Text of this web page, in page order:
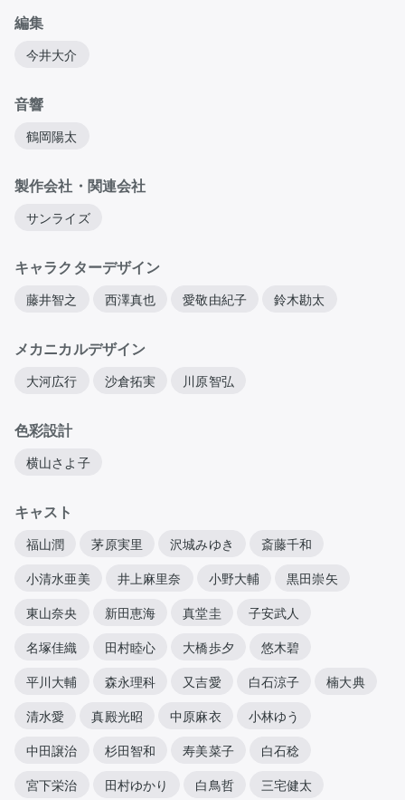
編集
今井大介
音響
鶴岡陽太
製作会社・関連会社
サンライズ
キャラクターデザイン
藤井智之 西澤真也 愛敬由紀子 鈴木勘太
メカニカルデザイン
大河広行 沙倉拓実 川原智弘
色彩設計
横山さよ子
キャスト
福山潤 茅原実里 沢城みゆき 斎藤千和
小清水亜美 井上麻里奈 小野大輔 黒田崇矢
東山奈央 新田恵海 真堂圭 子安武人
名塚佳織 田村睦心 大橋歩夕 悠木碧
平川大輔 森永理科 又吉愛 白石涼子 楠大典
清水愛 真殿光昭 中原麻衣 小林ゆう
中田譲治 杉田智和 寿美菜子 白石稔
宮下栄治 田村ゆかり 白鳥哲 三宅健太